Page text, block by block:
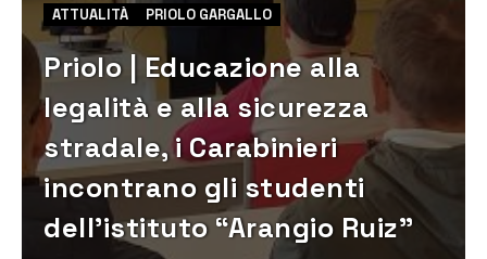
ATTUALITÀ PRIOLO GARGALLO
Priolo | Educazione alla
legalità e alla sicurezza
stradale, i Carabinieri
incontrano gli studenti
dell’istituto “Arangio Ruiz”